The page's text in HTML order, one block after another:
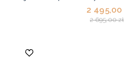
2 495,00
2 695,00 zł